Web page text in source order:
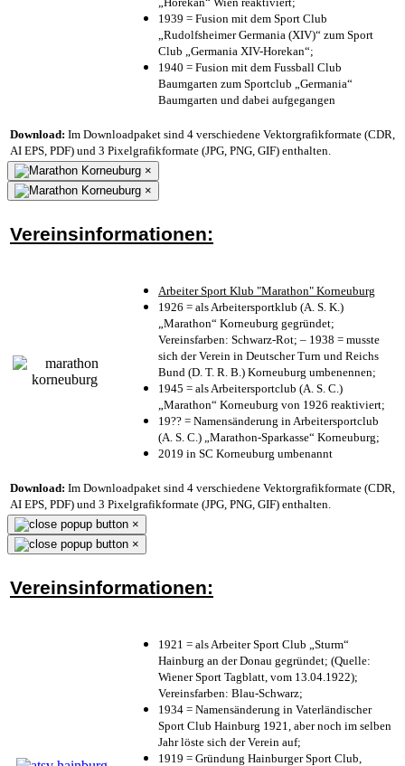
1939 = Fusion mit dem Sport Club
„Rudolfsheimer Germania (XIV)“ zum Sport
Club „Germania XIV-Horekan“;
1940 = Fusion mit dem Fussball Club
Baumgarten zum Sportclub „Germania“
Baumgarten und dabei aufgegangen
Download: Im Downloadpaket sind 4 verschiedene Vektorgrafikformate (CDR,
AI EPS, PDF) und 3 Pixelgrafikformate (JPG, PNG, GIF) enthalten.
×
×
Vereinsinformationen:
Arbeiter Sport Klub "Marathon" Korneuburg
1926 = als Arbeitersportklub (A. S. K.)
„Marathon“ Korneuburg gegründet;
Vereinsfarben: Schwarz-Rot; – 1938 = musste
sich der Verein in Deutscher Turn und Reichs
Bund (D. T. R. B.) Korneuburg umbenennen;
1945 = als Arbeitersportclub (A. S. C.)
„Marathon“ Korneuburg von 1926 reaktiviert;
19?? = Namensänderung in Arbeitersportclub
(A. S. C.) „Marathon-Sparkasse“ Korneuburg;
2019 in SC Korneuburg umbenannt
Download: Im Downloadpaket sind 4 verschiedene Vektorgrafikformate (CDR,
AI EPS, PDF) und 3 Pixelgrafikformate (JPG, PNG, GIF) enthalten.
×
×
Vereinsinformationen:
1921 = als Arbeiter Sport Club „Sturm“
Hainburg an der Donau gegründet; (Quelle:
Wiener Sport Tagblatt, vom 13.04.1922);
Vereinsfarben: Blau-Schwarz;
1934 = Namensänderung in Vaterländischer
Sport Club Hainburg 1921, aber noch im selben
Jahr löste sich der Verein auf;
1919 = Gründung Hainburger Sport Club,